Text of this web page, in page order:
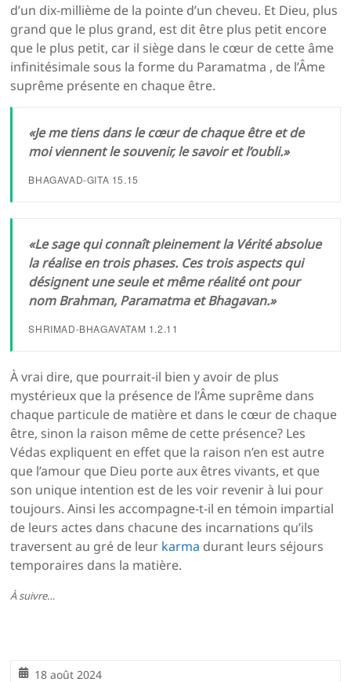
d’un dix-millième de la pointe d’un cheveu. Et Dieu, plus
grand que le plus grand, est dit être plus petit encore
que le plus petit, car il siège dans le cœur de cette âme
infinitésimale sous la forme du Paramatma , de l’Âme
suprême présente en chaque être.
«Je me tiens dans le cœur de chaque être et de
moi viennent le souvenir, le savoir et l’oubli.»
BHAGAVAD-GITA 15.15
«Le sage qui connaît pleinement la Vérité absolue
la réalise en trois phases. Ces trois aspects qui
désignent une seule et même réalité ont pour
nom Brahman, Paramatma et Bhagavan.»
SHRIMAD-BHAGAVATAM 1.2.11
À vrai dire, que pourrait-il bien y avoir de plus
mystérieux que la présence de l’Âme suprême dans
chaque particule de matière et dans le cœur de chaque
être, sinon la raison même de cette présence? Les
Védas expliquent en effet que la raison n’en est autre
que l’amour que Dieu porte aux êtres vivants, et que
son unique intention est de les voir revenir à lui pour
toujours. Ainsi les accompagne-t-il en témoin impartial
de leurs actes dans chacune des incarnations qu’ils
traversent au gré de leur karma durant leurs séjours
temporaires dans la matière.
À suivre…
18 août 2024